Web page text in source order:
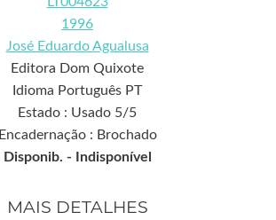
1996
José Eduardo Agualusa
Editora Dom Quixote
Idioma Português PT
Estado : Usado 5/5
Encadernação : Brochado
Disponib. -
Indisponível
MAIS DETALHES